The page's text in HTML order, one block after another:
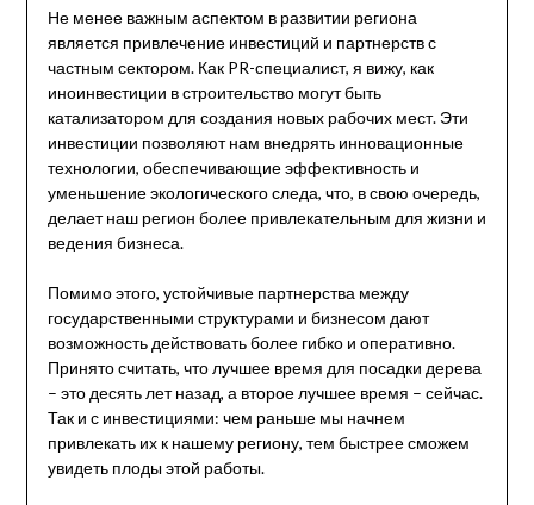
Не менее важным аспектом в развитии региона
является привлечение инвестиций и партнерств с
частным сектором. Как PR-специалист, я вижу, как
иноинвестиции в строительство могут быть
катализатором для создания новых рабочих мест. Эти
инвестиции позволяют нам внедрять инновационные
технологии, обеспечивающие эффективность и
уменьшение экологического следа, что, в свою очередь,
делает наш регион более привлекательным для жизни и
ведения бизнеса.
Помимо этого, устойчивые партнерства между
государственными структурами и бизнесом дают
возможность действовать более гибко и оперативно.
Принято считать, что лучшее время для посадки дерева
– это десять лет назад, а второе лучшее время – сейчас.
Так и с инвестициями: чем раньше мы начнем
привлекать их к нашему региону, тем быстрее сможем
увидеть плоды этой работы.